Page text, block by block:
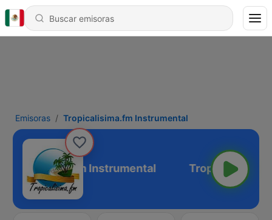
Emisoras Tropicalisima.fm Instrumental
Instrumental